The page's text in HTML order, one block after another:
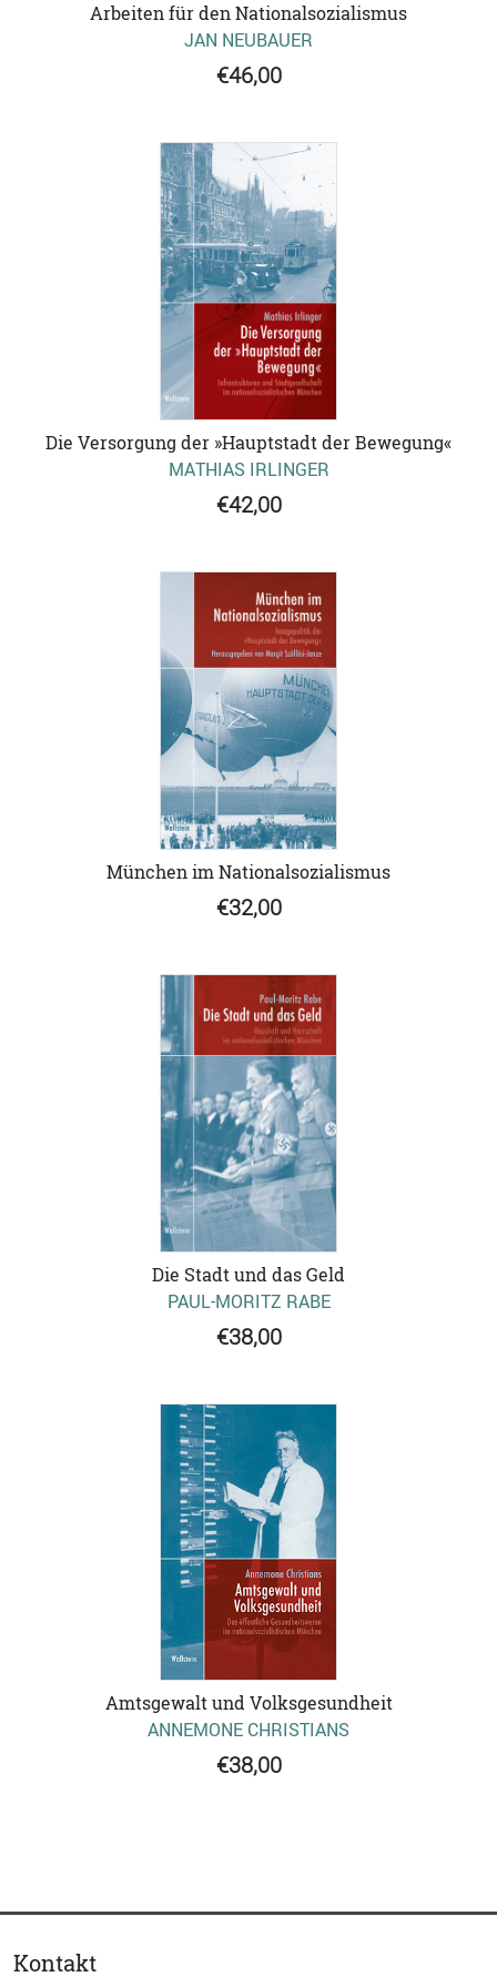
Arbeiten für den Nationalsozialismus
JAN NEUBAUER
€46,00
Die Versorgung der »Hauptstadt der Bewegung«
MATHIAS IRLINGER
€42,00
München im Nationalsozialismus
€32,00
Die Stadt und das Geld
PAUL-MORITZ RABE
€38,00
Amtsgewalt und Volksgesundheit
ANNEMONE CHRISTIANS
€38,00
Kontakt